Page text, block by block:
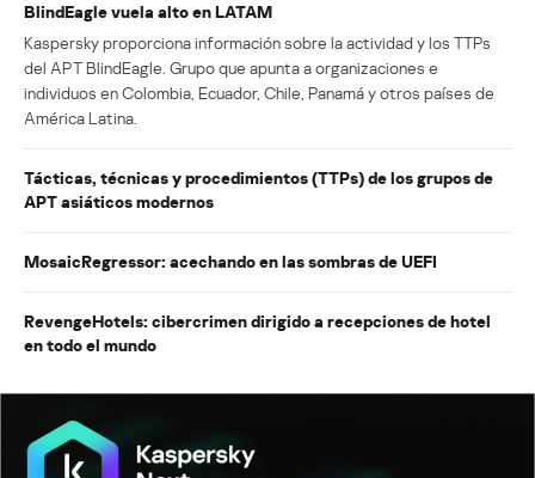
BlindEagle vuela alto en LATAM
Kaspersky proporciona información sobre la actividad y los TTPs
del APT BlindEagle. Grupo que apunta a organizaciones e
individuos en Colombia, Ecuador, Chile, Panamá y otros países de
América Latina.
Tácticas, técnicas y procedimientos (TTPs) de los grupos de
APT asiáticos modernos
MosaicRegressor: acechando en las sombras de UEFI
RevengeHotels: cibercrimen dirigido a recepciones de hotel
en todo el mundo